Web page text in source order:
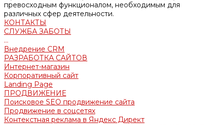
превосходным функционалом, необходимым для
различных сфер деятельности.
КОНТАКТЫ
СЛУЖБА ЗАБОТЫ
...
Внедрение CRM
РАЗРАБОТКА САЙТОВ
Интернет-магазин
Корпоративный сайт
Landing Page
ПРОДВИЖЕНИЕ
Поисковое SEO продвижение сайта
Продвижение в соцсетях
Контекстная реклама в Яндекс Директ